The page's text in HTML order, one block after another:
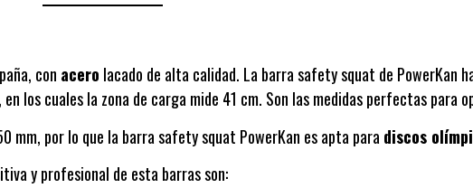
con acero lacado de alta calidad. La barra safety squat de PowerKan
, en los cuales la zona de carga mide 41 cm. Son las medidas perfectas para
mm, por lo que la barra safety squat PowerKan es apta para discos
y profesional de esta barras son: